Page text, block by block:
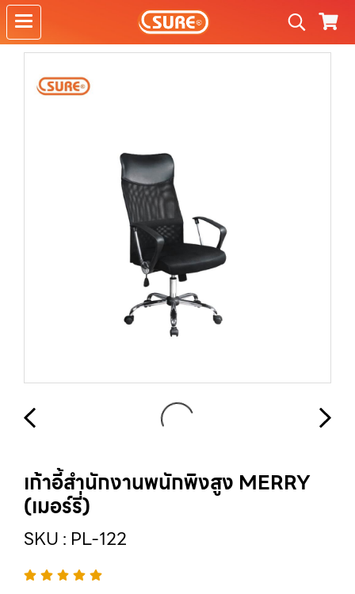
เก้าอี้สำนักงานพนักพิงสูง MERRY
(เมอร์รี่)
SKU : PL-122